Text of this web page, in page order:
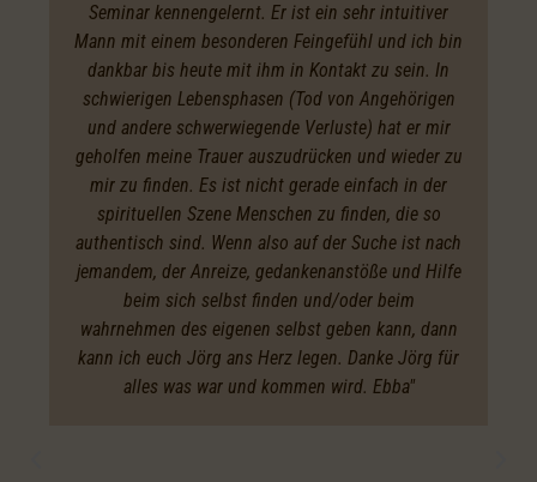
Seminar kennengelernt. Er ist ein sehr intuitiver
Mann mit einem besonderen Feingefühl und ich bin
dankbar bis heute mit ihm in Kontakt zu sein. In
schwierigen Lebensphasen (Tod von Angehörigen
und andere schwerwiegende Verluste) hat er mir
geholfen meine Trauer auszudrücken und wieder zu
mir zu finden. Es ist nicht gerade einfach in der
spirituellen Szene Menschen zu finden, die so
authentisch sind. Wenn also auf der Suche ist nach
jemandem, der Anreize, gedankenanstöße und Hilfe
beim sich selbst finden und/oder beim
wahrnehmen des eigenen selbst geben kann, dann
kann ich euch Jörg ans Herz legen. Danke Jörg für
alles was war und kommen wird. Ebba"